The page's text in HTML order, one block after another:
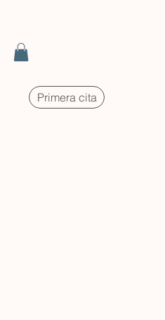
Primera cita